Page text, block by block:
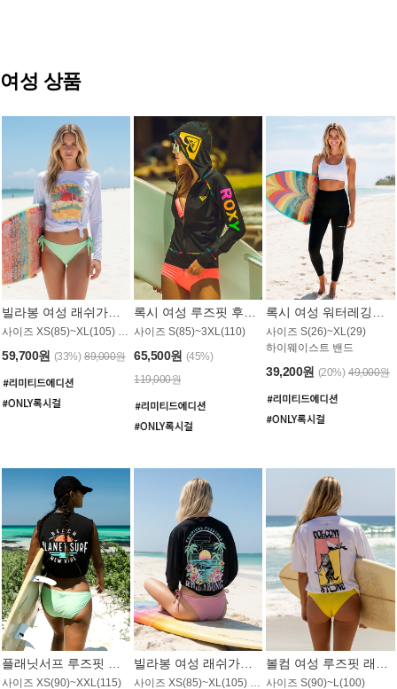
여성 상품
59,700원 (33%) 89,000원
사이즈 S(85)~3XL(110)
65,500원 (45%)
119,000원
사이즈 S(26)~XL(29)
하이웨이스트 밴드
39,200원 (20%) 49,000원
사이즈 XS(90)~XXL(115) 사이즈 XS(85)~XL(105) / 오버핏 사이즈 S(90)~L(100)